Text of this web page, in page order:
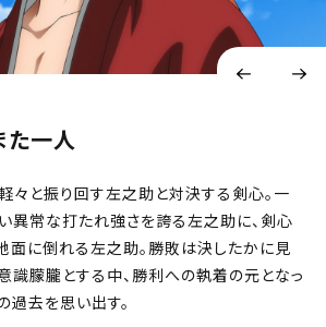
た一人
々と振り回す左之助と対決する剣心。一
異常な打たれ強さを誇る左之助に、剣心
面に倒れる左之助。勝敗は決したかに見
識朦朧とする中、勝利への執着の元となっ
過去を思い出す。